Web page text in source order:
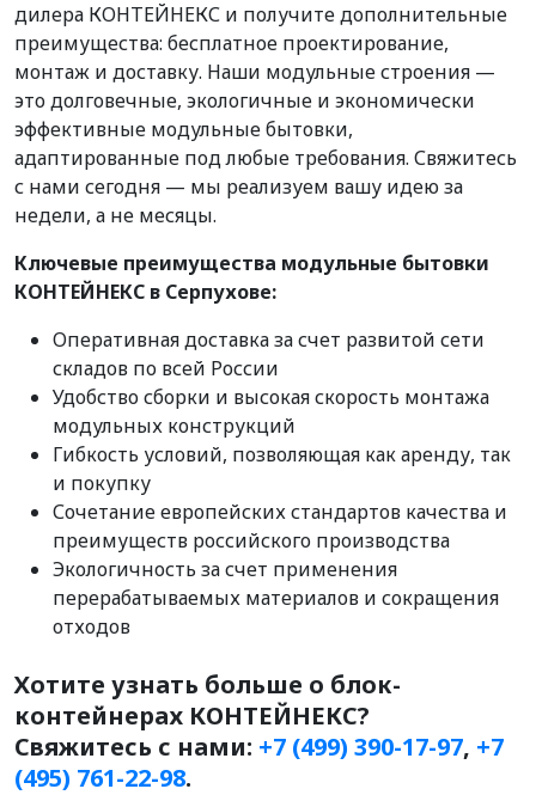
дилера КОНТЕЙНЕКС и получите дополнительные
преимущества: бесплатное проектирование,
монтаж и доставку. Наши модульные строения —
это долговечные, экологичные и экономически
эффективные модульные бытовки,
адаптированные под любые требования. Свяжитесь
с нами сегодня — мы реализуем вашу идею за
недели, а не месяцы.
Ключевые преимущества модульные бытовки
КОНТЕЙНЕКС в Серпухове:
Оперативная доставка за счет развитой сети
складов по всей России
Удобство сборки и высокая скорость монтажа
модульных конструкций
Гибкость условий, позволяющая как аренду, так
и покупку
Сочетание европейских стандартов качества и
преимуществ российского производства
Экологичность за счет применения
перерабатываемых материалов и сокращения
отходов
Хотите узнать больше о блок-
контейнерах КОНТЕЙНЕКС?
Свяжитесь с нами: +7 (499) 390-17-97, +7
(495) 761-22-98.